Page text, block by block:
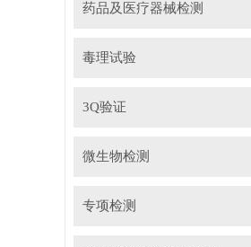
药品及医疗器械检测
毒理试验
3Q验证
微生物检测
专项检测